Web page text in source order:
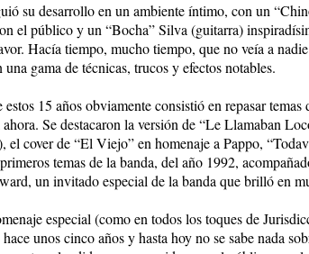
su desarrollo en un ambiente íntimo, con un
el público y un “Bocha” Silva (guitarra)
Hacía tiempo, mucho tiempo, que no veía a
una gama de técnicas, trucos y efectos notables.
estos 15 años obviamente consistió en repasar
ahora. Se destacaron la versión de “Le Llamaban
el cover de “El Viejo” en homenaje a Pappo,
temas de la banda, del año 1992,
un invitado especial de la banda que brilló en
especial (como en todos los toques de
unos cinco años y hasta hoy no se sabe nada